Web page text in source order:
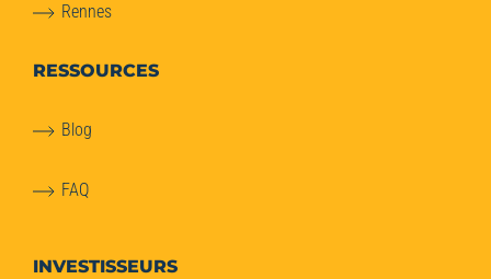
Rennes
RESSOURCES
Blog
FAQ
INVESTISSEURS